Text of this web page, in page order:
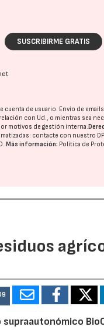
SUSCRIBIRME GRATIS
de usuario. Envío de emails
con Ud., o mientras sea
motivos de gestión interna.
contacte con nuestro
. Más información: Política de